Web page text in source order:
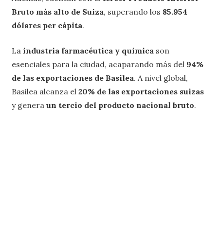
Bruto más alto de Suiza, superando los 85.954
dólares per cápita.
La industria farmacéutica y química son
esenciales para la ciudad, acaparando más del 94%
de las exportaciones de Basilea. A nivel global,
Basilea alcanza el 20% de las exportaciones suizas
y genera un tercio del producto nacional bruto.